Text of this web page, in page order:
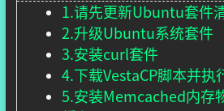
1.请先更新Ubuntu套件
2.升级Ubuntu系统套件
3.安装curl套件
4.下载VestaCP脚本并执
5.安装Memcached内存